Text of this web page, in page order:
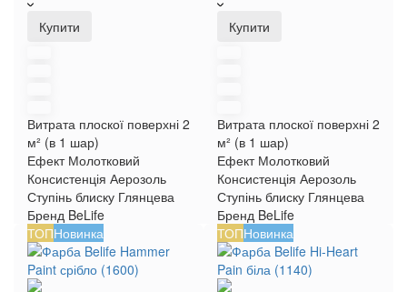
Купити
Витрата плоскої поверхні 2
м² (в 1 шар)
Ефект Молотковий
Консистенція Аерозоль
Ступінь блиску Глянцева
Бренд BeLife
Купити
Витрата плоскої поверхні 2
м² (в 1 шар)
Ефект Молотковий
Консистенція Аерозоль
Ступінь блиску Глянцева
Бренд BeLife
ТОПНовинка ТОПНовинка